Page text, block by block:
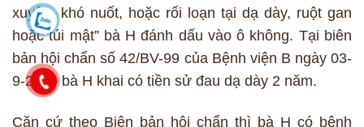
xuyên, khó nuốt, hoặc rối loạn tại dạ dày, ruột gan
hoặc túi mật” bà H đánh dấu vào ô không. Tại biên
bản hội chẩn số 42/BV-99 của Bệnh viện B ngày 03-
9-2009 bà H khai có tiền sử đau dạ dày 2 năm.
Căn cứ theo Biên bản hội chẩn thì bà H có bệnh